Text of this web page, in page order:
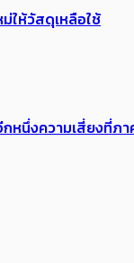
ให้วัสดุเหลือใช้
หนึ่งความเสี่ยงที่